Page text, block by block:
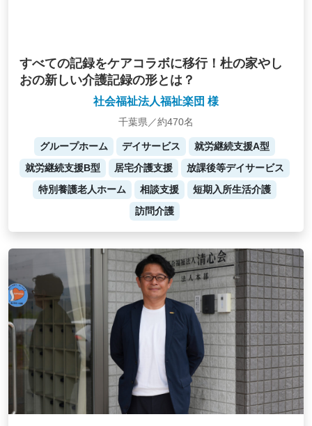
すべての記録をケアコラボに移行！杜の家やし
おの新しい介護記録の形とは？
社会福祉法人福祉楽団 様
千葉県／約470名
グループホーム デイサービス
就労継続支援A型
就労継続支援B型
居宅介護支援
放課後等デイサービス
特別養護老人ホーム
相談支援
短期入所生活介護
訪問介護